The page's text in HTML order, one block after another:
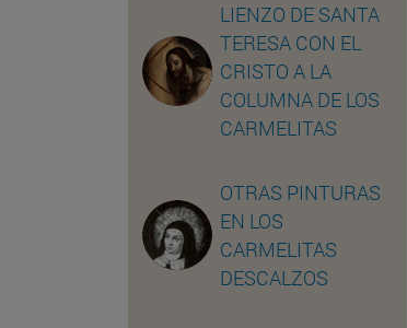
LIENZO DE SANTA
TERESA CON EL
CRISTO A LA
COLUMNA DE LOS
CARMELITAS
OTRAS PINTURAS
EN LOS
CARMELITAS
DESCALZOS